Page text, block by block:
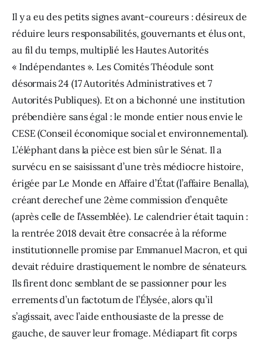
Il y a eu des petits signes avant-coureurs : désireux de
réduire leurs responsabilités, gouvernants et élus ont,
au fil du temps, multiplié les Hautes Autorités
« Indépendantes ». Les Comités Théodule sont
désormais 24 (17 Autorités Administratives et 7
Autorités Publiques). Et on a bichonné une institution
prébendière sans égal : le monde entier nous envie le
CESE (Conseil économique social et environnemental).
L’éléphant dans la pièce est bien sûr le Sénat. Il a
survécu en se saisissant d’une très médiocre histoire,
érigée par Le Monde en Affaire d’État (l’affaire Benalla),
créant derechef une 2ème commission d’enquête
(après celle de l’Assemblée). Le calendrier était taquin :
la rentrée 2018 devait être consacrée à la réforme
institutionnelle promise par Emmanuel Macron, et qui
devait réduire drastiquement le nombre de sénateurs.
Ils firent donc semblant de se passionner pour les
errements d’un factotum de l’Élysée, alors qu’il
s’agissait, avec l’aide enthousiaste de la presse de
gauche, de sauver leur fromage. Médiapart fit corps